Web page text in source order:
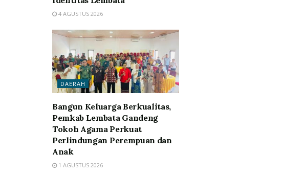
4 AGUSTUS 2026
DAERAH
Bangun Keluarga Berkualitas,
Pemkab Lembata Gandeng
Tokoh Agama Perkuat
Perlindungan Perempuan dan
Anak
1 AGUSTUS 2026